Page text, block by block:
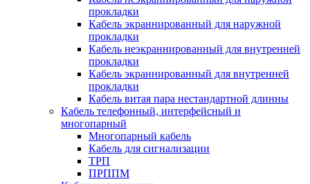
прокладки
Кабель экраннированный для наружной
прокладки
Кабель неэкраннированный для внутренней
прокладки
Кабель экраннированный для внутренней
прокладки
Кабель витая пара нестандартной длинны
Кабель телефонный, интерфейсный и
многопарный
Многопарный кабель
Кабель для сигнализации
ТРП
ПРППМ